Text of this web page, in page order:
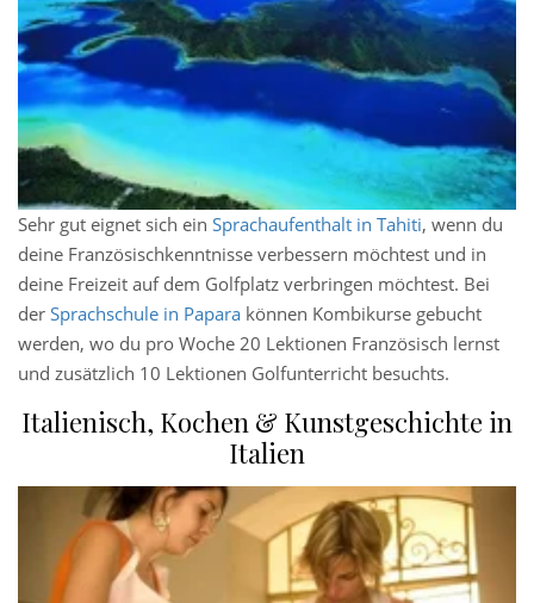
Sehr gut eignet sich ein Sprachaufenthalt in Tahiti, wenn du
deine Französischkenntnisse verbessern möchtest und in
deine Freizeit auf dem Golfplatz verbringen möchtest. Bei
der Sprachschule in Papara können Kombikurse gebucht
werden, wo du pro Woche 20 Lektionen Französisch lernst
und zusätzlich 10 Lektionen Golfunterricht besuchts.
Italienisch, Kochen & Kunstgeschichte in
Italien